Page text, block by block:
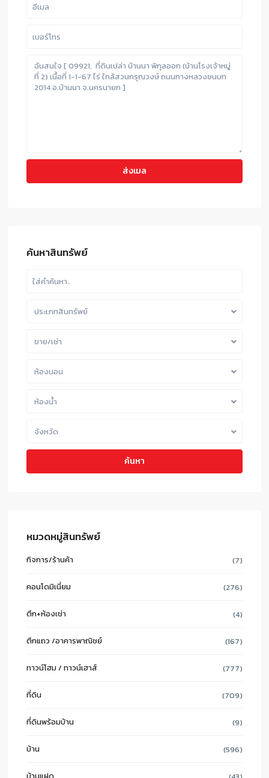
ค้นหาสินทรัพย์
ประเภทสินทรัพย์
ขาย/เช่า
ห้องนอน
ห้องน้ำ
จังหวัด
ค้นหา
หมวดหมู่สินทรัพย์
กิจการ/ร้านค้า (7)
คอนโดมิเนี่ยม (276)
ตึก+ห้องเช่า (4)
ตึกแถว /อาคารพาณิชย์ (167)
ทาวน์โฮม / ทาวน์เฮาส์ (777)
ที่ดิน (709)
ที่ดินพร้อมบ้าน (9)
บ้าน (596)